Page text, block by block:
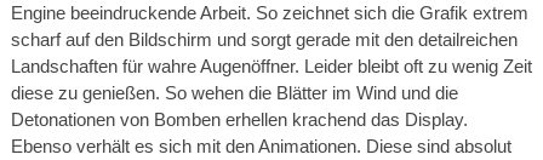
Engine beeindruckende Arbeit. So zeichnet sich die Grafik extrem
scharf auf den Bildschirm und sorgt gerade mit den detailreichen
Landschaften für wahre Augenöffner. Leider bleibt oft zu wenig Zeit
diese zu genießen. So wehen die Blätter im Wind und die
Detonationen von Bomben erhellen krachend das Display.
Ebenso verhält es sich mit den Animationen. Diese sind absolut